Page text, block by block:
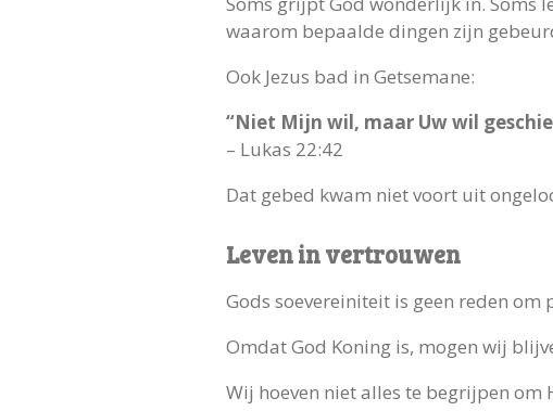
waarom bepaalde dingen zijn
Ook Jezus bad in Getsemane:
“Niet Mijn wil, maar Uw wil
– Lukas 22:42
Dat gebed kwam niet voort uit
Leven in vertrouwen
Gods soevereiniteit is geen reden om
Omdat God Koning is, mogen wij
Wij hoeven niet alles te begrijpen